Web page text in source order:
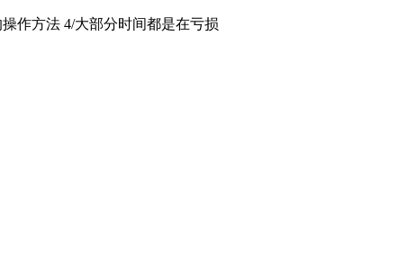
作方法 4/大部分时间都是在亏损